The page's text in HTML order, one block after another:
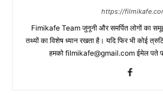
https://
Fimikafe Team जुनूनी और समर्पित लोगों का
तथ्‍यों का विशेष ध्‍यान रखता है। यदि फिर भी कोई
हमको filmikafe@gmail.com ईमेल पते